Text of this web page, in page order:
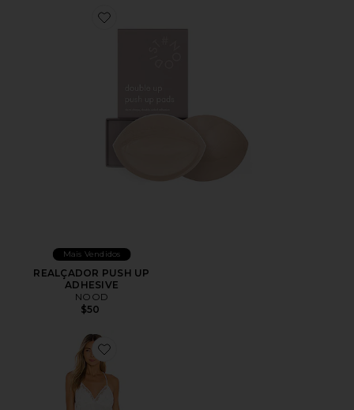
Favorite REALÇADOR PUSH UP ADHESIVE
Mais Vendidos
REALÇADOR PUSH UP
ADHESIVE
NOOD
$50
Favorite Kylie Chemise